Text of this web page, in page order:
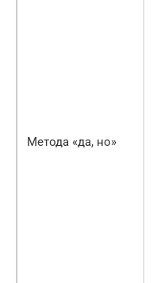
Метода «да, но»